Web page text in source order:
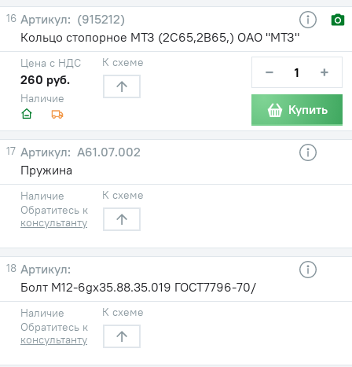
16
(915212)
Кольцо стопорное МТЗ (2С65,2В65,) ОАО "МТЗ"
Наличие
Цена с НДС
260 руб.
К схеме − +
Купить
17
A61.07.002
Пружина
Наличие
Обратитесь к
консультанту
К схеме
18
Болт М12-6gх35.88.35.019 ГОСТ7796-70/
Наличие
Обратитесь к
консультанту
К схеме